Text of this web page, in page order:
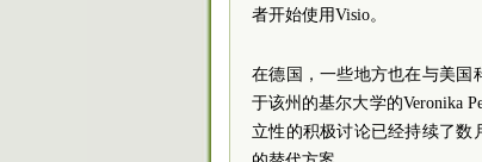
者开始使用Visio。
在德国，一些地方也在与美国
于该州的基尔大学的Veronika
立性的积极讨论已经持续了数